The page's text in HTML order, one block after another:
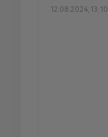
12.08.2024, 13:10